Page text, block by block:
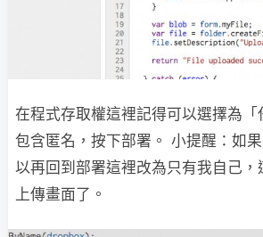
在程式存取權這裡記得可以選擇為「
包含匿名，按下部署。 小提醒：如
以再回到部署這裡改為只有我自己，
上傳畫面了。